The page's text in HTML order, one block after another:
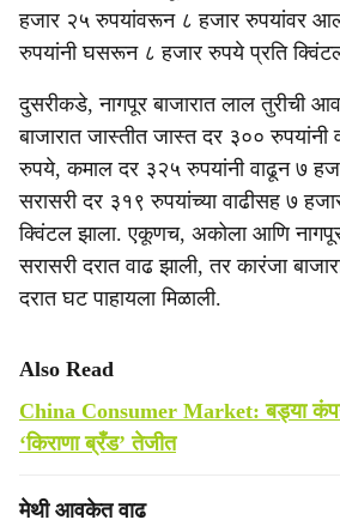
हजार २५ रुपयांवरून ८ हजार रुपयांवर
रुपयांनी घसरून ८ हजार रुपये प्रति
दुसरीकडे, नागपूर बाजारात लाल तुरीची
बाजारात जास्तीत जास्त दर ३००
रुपये, कमाल दर ३२५ रुपयांनी वाढून ७
सरासरी दर ३१९ रुपयांच्या वाढीसह ७
क्विंटल झाला. एकूणच, अकोला आणि
सरासरी दरात वाढ झाली, तर कारंजा
दरात घट पाहायला मिळाली.
Also Read
China Consumer Market: बड्या
‘किराणा ब्रँड’ तेजीत
मेथी आवकेत वाढ